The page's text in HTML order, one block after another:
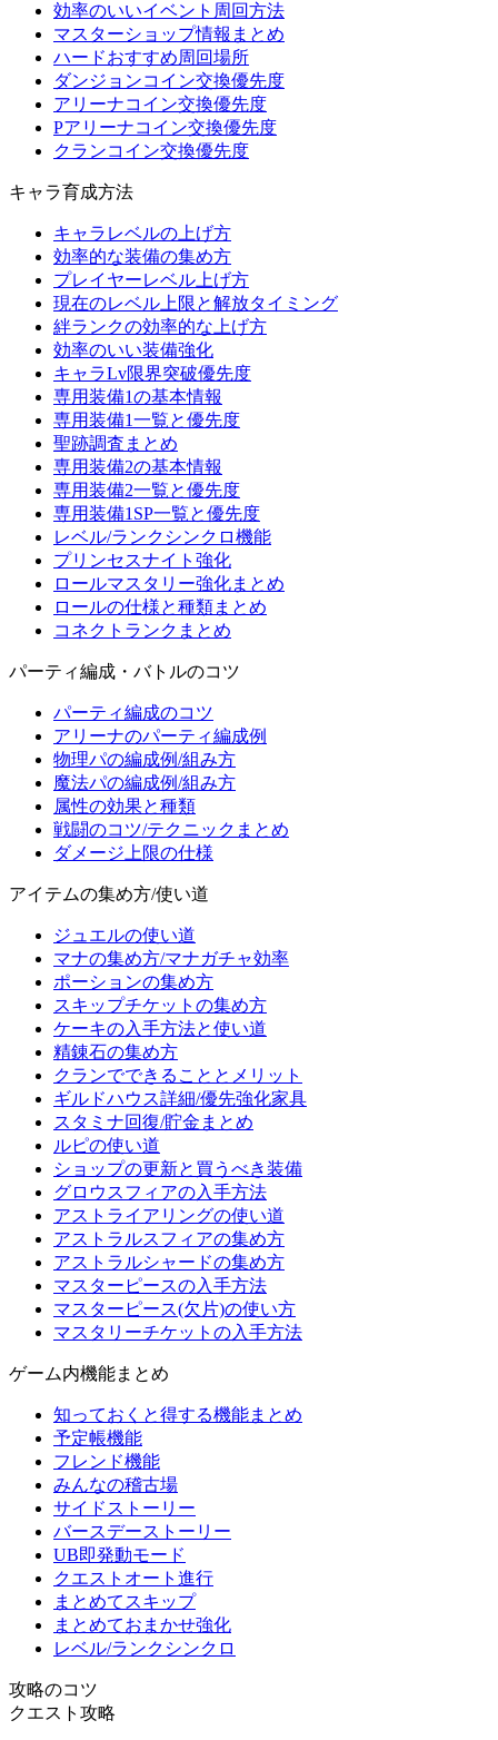
効率のいいイベント周回方法
マスターショップ情報まとめ
ハードおすすめ周回場所
ダンジョンコイン交換優先度
アリーナコイン交換優先度
Pアリーナコイン交換優先度
クランコイン交換優先度
キャラ育成方法
キャラレベルの上げ方
効率的な装備の集め方
プレイヤーレベル上げ方
現在のレベル上限と解放タイミング
絆ランクの効率的な上げ方
効率のいい装備強化
キャラLv限界突破優先度
専用装備1の基本情報
専用装備1一覧と優先度
聖跡調査まとめ
専用装備2の基本情報
専用装備2一覧と優先度
専用装備1SP一覧と優先度
レベル/ランクシンクロ機能
プリンセスナイト強化
ロールマスタリー強化まとめ
ロールの仕様と種類まとめ
コネクトランクまとめ
パーティ編成・バトルのコツ
パーティ編成のコツ
アリーナのパーティ編成例
物理パの編成例/組み方
魔法パの編成例/組み方
属性の効果と種類
戦闘のコツ/テクニックまとめ
ダメージ上限の仕様
アイテムの集め方/使い道
ジュエルの使い道
マナの集め方/マナガチャ効率
ポーションの集め方
スキップチケットの集め方
ケーキの入手方法と使い道
精錬石の集め方
クランでできることとメリット
ギルドハウス詳細/優先強化家具
スタミナ回復/貯金まとめ
ルピの使い道
ショップの更新と買うべき装備
グロウスフィアの入手方法
アストライアリングの使い道
アストラルスフィアの集め方
アストラルシャードの集め方
マスターピースの入手方法
マスターピース(欠片)の使い方
マスタリーチケットの入手方法
ゲーム内機能まとめ
知っておくと得する機能まとめ
予定帳機能
フレンド機能
みんなの稽古場
サイドストーリー
バースデーストーリー
UB即発動モード
クエストオート進行
まとめてスキップ
まとめておまかせ強化
レベル/ランクシンクロ
攻略のコツ
クエスト攻略